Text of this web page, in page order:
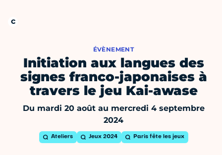
ÉVÈNEMENT
Initiation aux langues des
signes franco-japonaises à
travers le jeu Kai-awase
Du mardi 20 août au mercredi 4 septembre
2024
Ateliers Jeux 2024 Paris fête les jeux